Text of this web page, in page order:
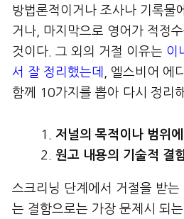
방법론적이거나 조사나 기록물
거나, 마지막으로 영어가 적정
것이다. 그 외의 거절 이유는 이
서 잘 정리했는데
, 엘스비어 에
함께 10가지를 뽑아 다시 정리
저널의 목적이나 범위에
원고 내용의 기술적 결
스크리닝 단계에서 거절을 받는
는 결함으로는 가장 문제시 되